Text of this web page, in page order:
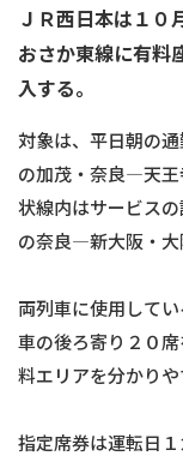
ＪＲ西日本は１０
おさか東線に有
入する。
対象は、平日朝の
の加茂・奈良―天王
状線内はサービス
の奈良―新大阪・大
両列車に使用して
車の後ろ寄り２０
料エリアを分かり
指定席券は運転日